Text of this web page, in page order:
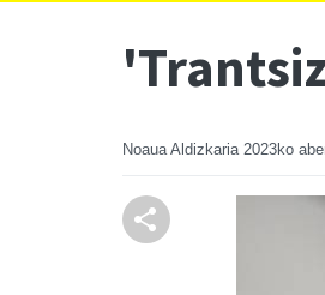
Noaua Aldizkaria 2023ko